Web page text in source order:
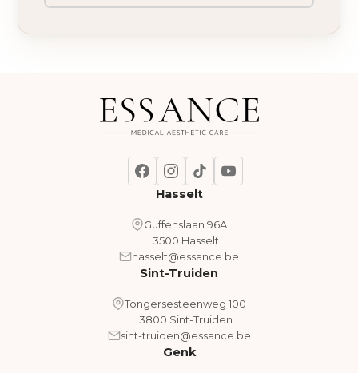
Hasselt
Guffenslaan 96A
3500 Hasselt
hasselt@essance.be
Sint-Truiden
Tongersesteenweg 100
3800 Sint-Truiden
sint-truiden@essance.be
Genk